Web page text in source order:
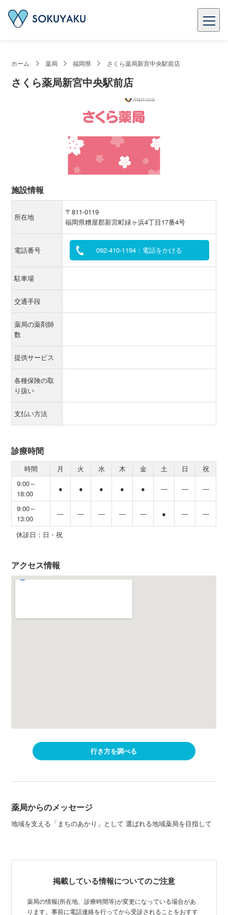
ホーム 薬局 福岡県 さくら薬局新宮中央駅前店
さくら薬局新宮中央駅前店
施設情報
所在地
〒811-0119
福岡県糟屋郡新宮町緑ヶ浜4丁目17番4号
電話番号 092-410-1194：電話をかける
駐車場
交通手段
薬局の薬剤師
数
提供サービス
各種保険の取
り扱い
支払い方法
診療時間
時間 月 火 水 木 金 土 日
祝
9:00～
18:00
● ● ● ● ● ― ― ―
9:00～
13:00
― ― ― ― ― ● ― ―
休診日：日・祝
アクセス情報
行き方を調べる
薬局からのメッセージ
地域を支える「まちのあかり」として 選ばれる地域薬局を目指して
掲載している情報についてのご注意
薬局の情報(所在地、診療時間等)が変更になっている場合があ
ります。事前に電話連絡を行ってから受診されることをおすす